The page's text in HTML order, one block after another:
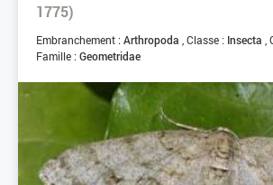
1775)
Embranchement : Arthropoda Classe : Insecta
Famille : Geometridae